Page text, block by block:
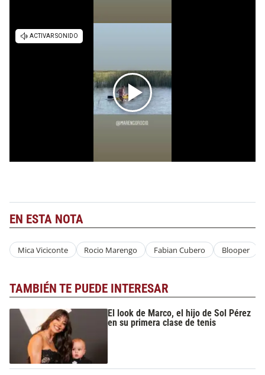
EN ESTA NOTA
Mica Viciconte Rocio Marengo Fabian Cubero Blooper
TAMBIÉN TE PUEDE INTERESAR
El look de Marco, el hijo de Sol Pérez
en su primera clase de tenis